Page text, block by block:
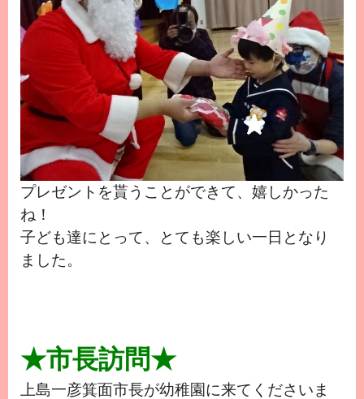
プレゼントを貰うことができて、嬉しかった
ね！
子ども達にとって、とても楽しい一日となり
ました。
★市長訪問★
上島一彦箕面市長が幼稚園に来てくださいま